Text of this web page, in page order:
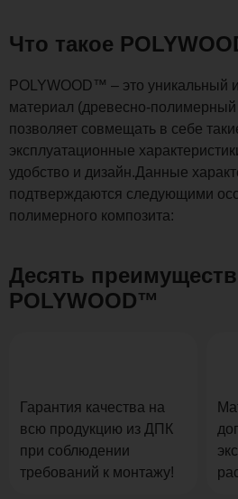
Что такое
POLYWOOD™ – это уникальный
материал (древесно-полимерный
позволяет совмещать в себе
эксплуатационные
удобство и дизайн.Данные
подтверждаются следующими
полимерного композита:
Десять
POLYWOOD™
Гарантия качества на
всю продукцию из ДПК
при соблюдении
требований к монтажу!